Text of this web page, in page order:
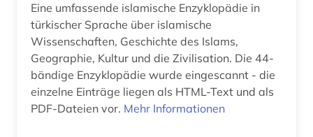
Eine umfassende islamische Enzyklopädie in
türkischer Sprache über islamische
Wissenschaften, Geschichte des Islams,
Geographie, Kultur und die Zivilisation. Die 44-
bändige Enzyklopädie wurde eingescannt - die
einzelne Einträge liegen als HTML-Text und als
PDF-Dateien vor. Mehr Informationen